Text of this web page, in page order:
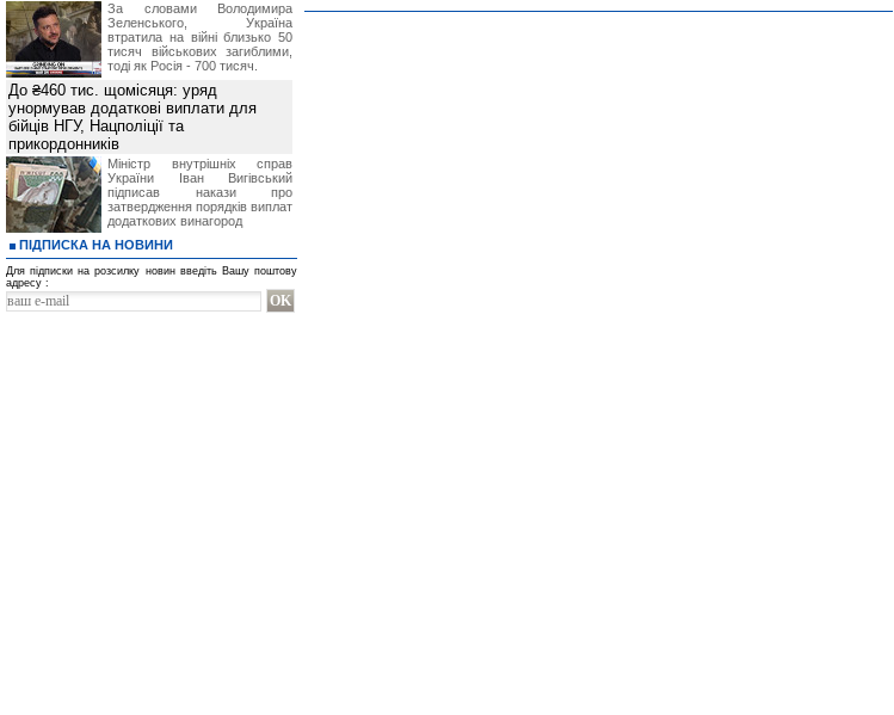
За словами Володимира
Зеленського, Україна
втратила на війні близько 50
тисяч військових загиблими,
тоді як Росія - 700 тисяч.
До ₴460 тис. щомісяця: уряд
унормував додаткові виплати для
бійців НГУ, Нацполіції та
прикордонників
Міністр внутрішніх справ
України Іван Вигівський
підписав накази про
затвердження порядків виплат
додаткових винагород
ПІДПИСКА НА НОВИНИ
Для підписки на розсилку новин введіть Вашу поштову
адресу :